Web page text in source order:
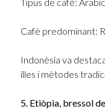
Cafè predominant:
Indonèsia va
illes i mètodes
5. Etiòpia, bressol